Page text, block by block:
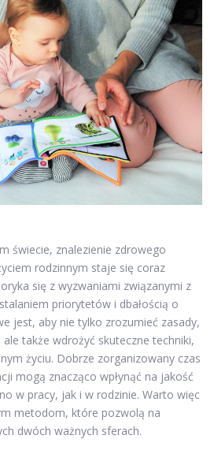
świecie, znalezienie zdrowego
rodzinnym staje się coraz
się z wyzwaniami związanymi z
priorytetów i dbałością o
jest, aby nie tylko zrozumieć zasady,
także wdrożyć skuteczne techniki,
życiu. Dobrze zorganizowany czas
mogą znacząco wpłynąć na jakość
w pracy, jak i w rodzinie. Warto więc
metodom, które pozwolą na
dwóch ważnych sferach.